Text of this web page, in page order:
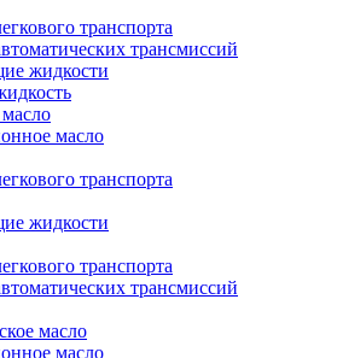
транспорта
трансмиссий
жидкости
масло
транспорта
жидкости
транспорта
трансмиссий
масло
масло